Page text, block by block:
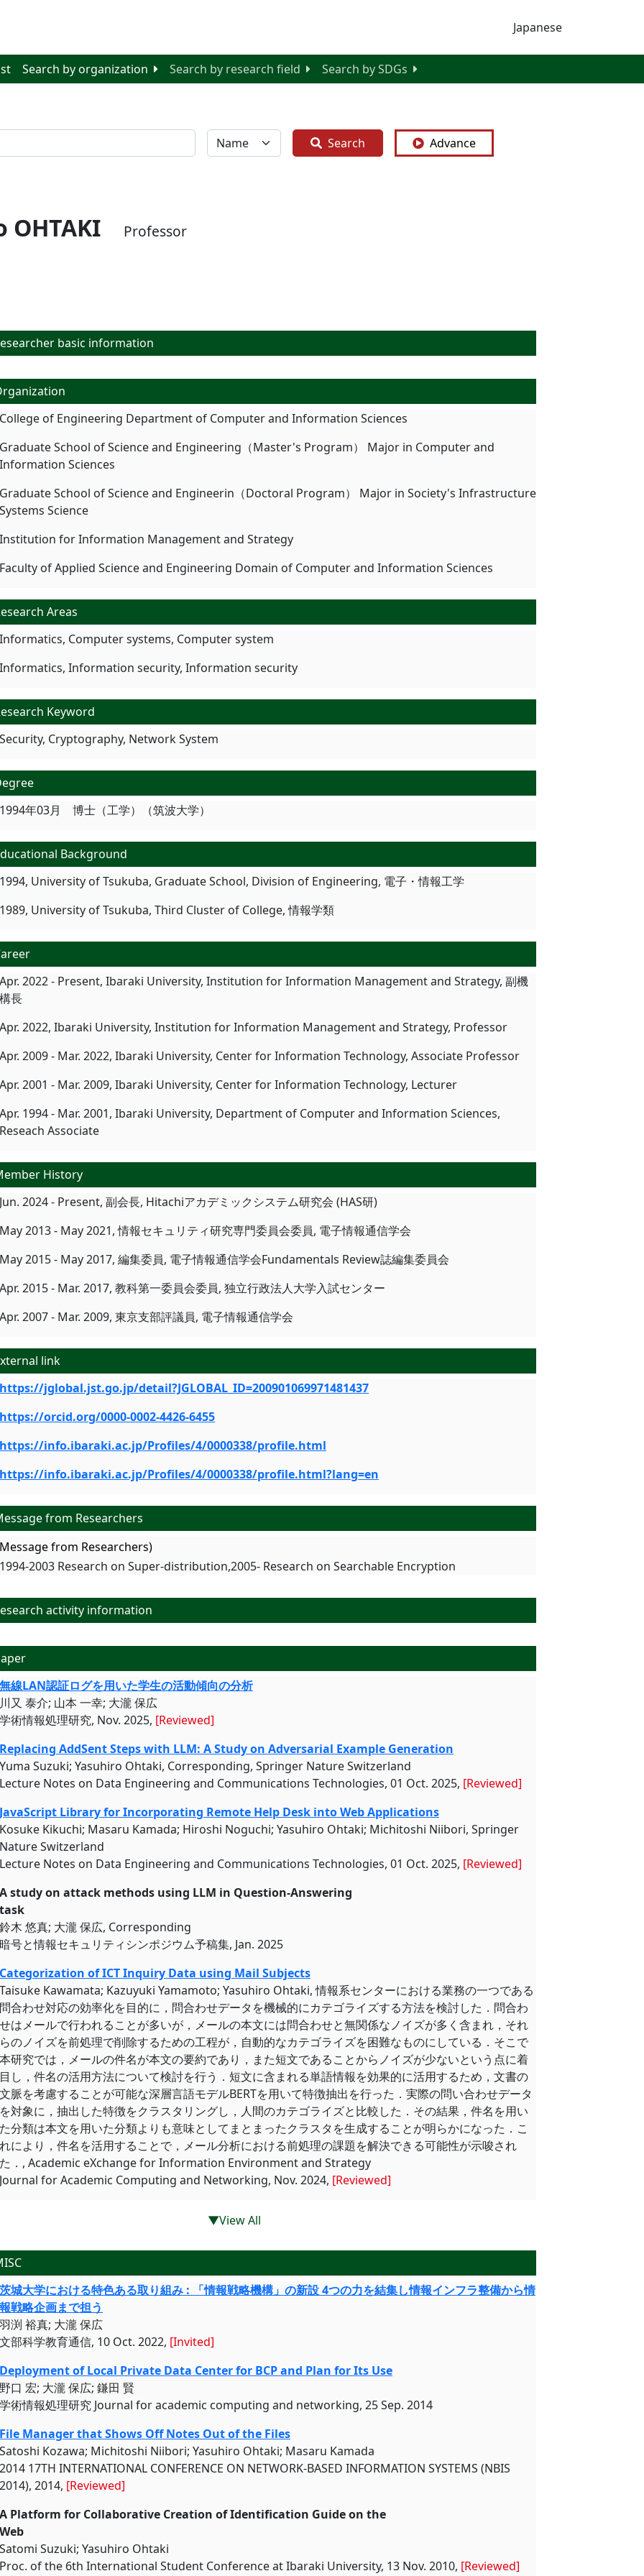
Japanese
Search by organization Search by research field Search by SDGs
全体 Search Advance
OHTAKI Professor
basic information
College of Engineering Department of Computer and Information Sciences
Graduate School of Science and Engineering（Master's Program） Major in Computer and
Information Sciences
Graduate School of Science and Engineerin（Doctoral Program） Major in Society's Infrastructure
Systems Science
Institution for Information Management and Strategy
Faculty of Applied Science and Engineering Domain of Computer and Information Sciences
Areas
Informatics, Computer systems, Computer system
Informatics, Information security, Information security
Keyword
Security, Cryptography, Network System
1994年03月 博士（工学）（筑波大学）
Background
1994, University of Tsukuba, Graduate School, Division of Engineering, 電子・情報工学
1989, University of Tsukuba, Third Cluster of College, 情報学類
Apr. 2022 - Present, Ibaraki University, Institution for Information Management and Strategy, 副機
構長
Apr. 2022, Ibaraki University, Institution for Information Management and Strategy, Professor
Apr. 2009 - Mar. 2022, Ibaraki University, Center for Information Technology, Associate Professor
Apr. 2001 - Mar. 2009, Ibaraki University, Center for Information Technology, Lecturer
Apr. 1994 - Mar. 2001, Ibaraki University, Department of Computer and Information Sciences,
Reseach Associate
History
Jun. 2024 - Present, 副会長, Hitachiアカデミックシステム研究会 (HAS研)
May 2013 - May 2021, 情報セキュリティ研究専門委員会委員, 電子情報通信学会
May 2015 - May 2017, 編集委員, 電子情報通信学会Fundamentals Review誌編集委員会
Apr. 2015 - Mar. 2017, 教科第一委員会委員, 独立行政法人大学入試センター
Apr. 2007 - Mar. 2009, 東京支部評議員, 電子情報通信学会
link
https://jglobal.jst.go.jp/detail?JGLOBAL_ID=200901069971481437
https://orcid.org/0000-0002-4426-6455
https://info.ibaraki.ac.jp/Profiles/4/0000338/profile.html
https://info.ibaraki.ac.jp/Profiles/4/0000338/profile.html?lang=en
from Researchers
from Researchers)
1994-2003 Research on Super-distribution,2005- Research on Searchable Encryption
activity information
無線LAN認証ログを用いた学生の活動傾向の分析
川又 泰介; 山本 一幸; 大瀧 保広
学術情報処理研究, Nov. 2025, [Reviewed]
Replacing AddSent Steps with LLM: A Study on Adversarial Example Generation
Yuma Suzuki; Yasuhiro Ohtaki, Corresponding, Springer Nature Switzerland
Lecture Notes on Data Engineering and Communications Technologies, 01 Oct. 2025, [Reviewed]
JavaScript Library for Incorporating Remote Help Desk into Web Applications
Kosuke Kikuchi; Masaru Kamada; Hiroshi Noguchi; Yasuhiro Ohtaki; Michitoshi Niibori, Springer
Nature Switzerland
Lecture Notes on Data Engineering and Communications Technologies, 01 Oct. 2025, [Reviewed]
A study on attack methods using LLM in Question-Answering
task
鈴木 悠真; 大瀧 保広, Corresponding
暗号と情報セキュリティシンポジウム予稿集, Jan. 2025
Categorization of ICT Inquiry Data using Mail Subjects
Taisuke Kawamata; Kazuyuki Yamamoto; Yasuhiro Ohtaki, 情報系センターにおける業務の一つである
問合わせ対応の効率化を目的に，問合わせデータを機械的にカテゴライズする方法を検討した．問合わ
せはメールで行われることが多いが，メールの本文には問合わせと無関係なノイズが多く含まれ，それ
らのノイズを前処理で削除するための工程が，自動的なカテゴライズを困難なものにしている．そこで
本研究では，メールの件名が本文の要約であり，また短文であることからノイズが少ないという点に着
目し，件名の活用方法について検討を行う．短文に含まれる単語情報を効果的に活用するため，文書の
文脈を考慮することが可能な深層言語モデルBERTを用いて特徴抽出を行った．実際の問い合わせデータ
を対象に，抽出した特徴をクラスタリングし，人間のカテゴライズと比較した．その結果，件名を用い
た分類は本文を用いた分類よりも意味としてまとまったクラスタを生成することが明らかになった．こ
れにより，件名を活用することで，メール分析における前処理の課題を解決できる可能性が示唆され
た．, Academic eXchange for Information Environment and Strategy
Journal for Academic Computing and Networking, Nov. 2024, [Reviewed]
▼View All
茨城大学における特色ある取り組み : 「情報戦略機構」の新設 4つの力を結集し情報インフラ整備から情
報戦略企画まで担う
羽渕 裕真; 大瀧 保広
文部科学教育通信, 10 Oct. 2022, [Invited]
Deployment of Local Private Data Center for BCP and Plan for Its Use
野口 宏; 大瀧 保広; 鎌田 賢
学術情報処理研究 Journal for academic computing and networking, 25 Sep. 2014
File Manager that Shows Off Notes Out of the Files
Satoshi Kozawa; Michitoshi Niibori; Yasuhiro Ohtaki; Masaru Kamada
2014 17TH INTERNATIONAL CONFERENCE ON NETWORK-BASED INFORMATION SYSTEMS (NBIS
2014), 2014, [Reviewed]
A Platform for Collaborative Creation of Identification Guide on the
Web
Satomi Suzuki; Yasuhiro Ohtaki
Proc. of the 6th International Student Conference at Ibaraki University, 13 Nov. 2010, [Reviewed]